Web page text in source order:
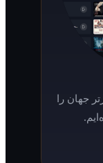
از تمام محتوای ۲۵۰ برتر جهان را